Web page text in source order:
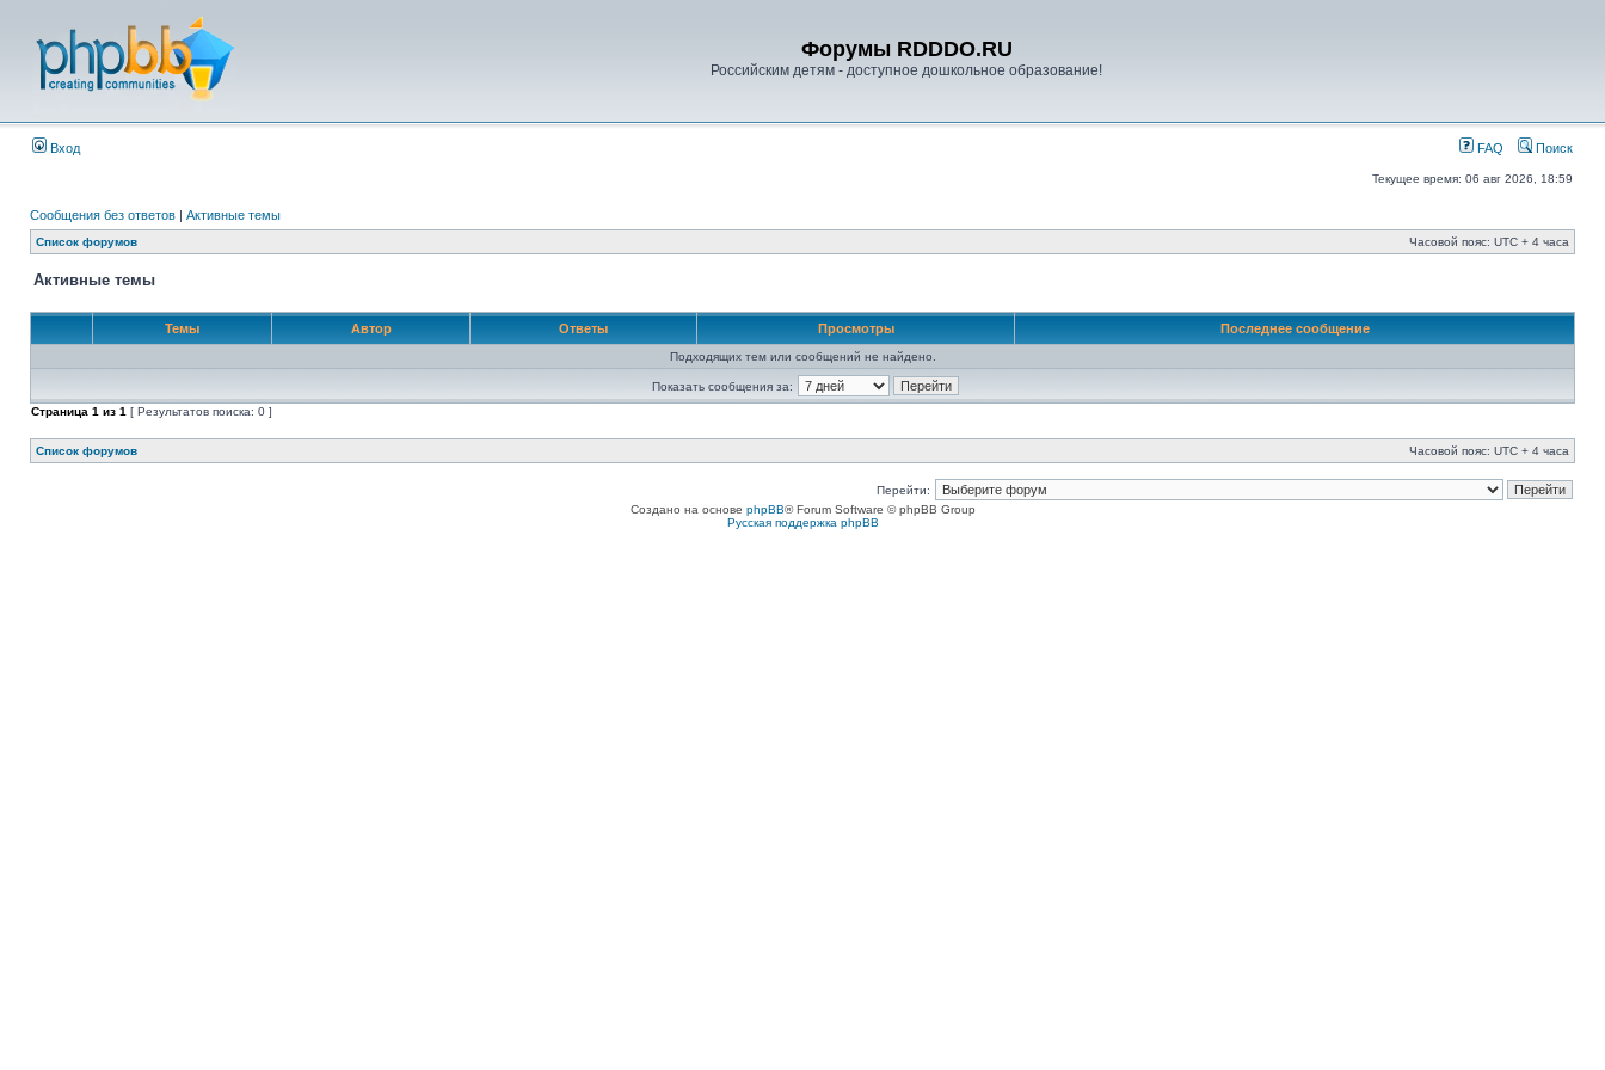
Форумы RDDDO.RU
Российским детям - доступное дошкольное образование!
Вход FAQ Поиск
Текущее время: 06 авг 2026, 18:59
Сообщения без ответов | Активные темы
Список форумов Часовой пояс: UTC + 4 часа
Активные темы
Темы Автор Ответы Просмотры Последнее сообщение
Подходящих тем или сообщений не найдено.
Показать сообщения за:
Страница 1 из 1 [ Результатов поиска: 0 ]
Список форумов Часовой пояс: UTC + 4 часа
Перейти:
Создано на основе phpBB® Forum Software © phpBB Group
Русская поддержка phpBB